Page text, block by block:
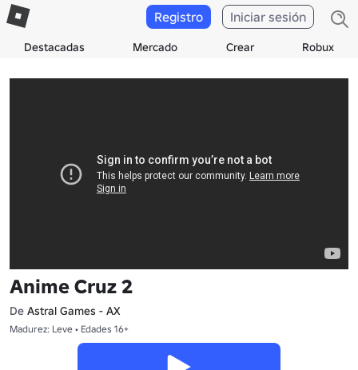
Destacadas Mercado Crear Robux
Registro Iniciar sesión
Anime Cruz 2
De Astral Games - AX
Madurez: Leve • Edades 16+